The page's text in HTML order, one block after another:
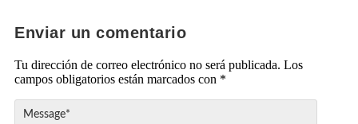
Enviar un comentario
Tu dirección de correo electrónico no será publicada. Los
campos obligatorios están marcados con *